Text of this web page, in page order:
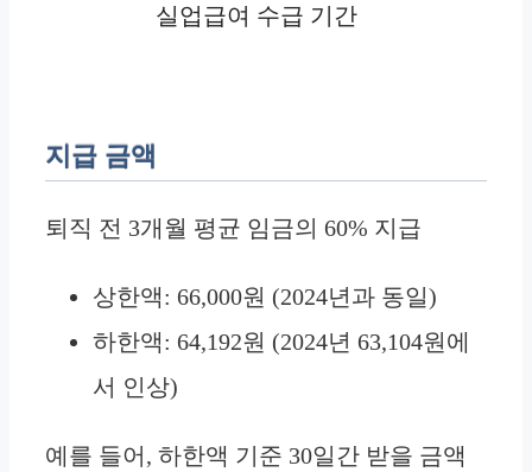
실업급여 수급 기간
지급 금액
퇴직 전 3개월 평균 임금의 60% 지급
상한액: 66,000원 (2024년과 동일)
하한액: 64,192원 (2024년 63,104원에
서 인상)
예를 들어, 하한액 기준 30일간 받을 금액